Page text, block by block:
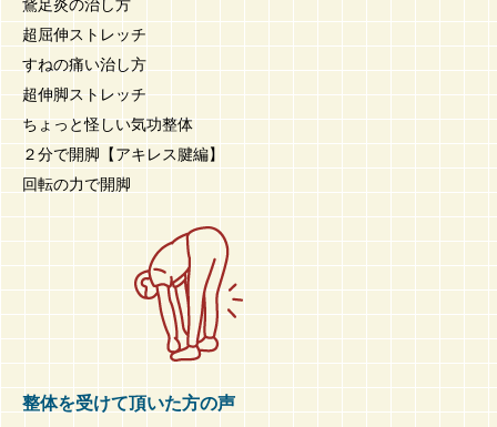
鵞足炎の治し方
超屈伸ストレッチ
すねの痛い治し方
超伸脚ストレッチ
ちょっと怪しい気功整体
２分で開脚【アキレス腱編】
回転の力で開脚
整体を受けて頂いた方の声